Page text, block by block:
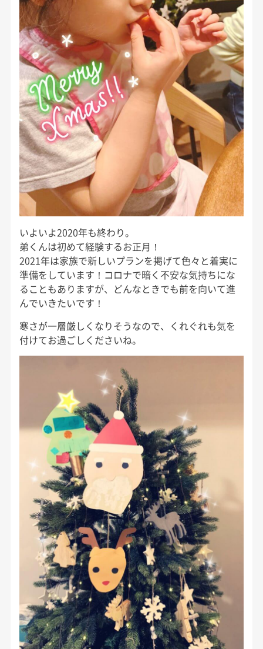
いよいよ2020年も終わり。
弟くんは初めて経験するお正月！
2021年は家族で新しいプランを掲げて色々と着実に
準備をしています！コロナで暗く不安な気持ちにな
ることもありますが、どんなときでも前を向いて進
んでいきたいです！
寒さが一層厳しくなりそうなので、くれぐれも気を
付けてお過ごしくださいね。